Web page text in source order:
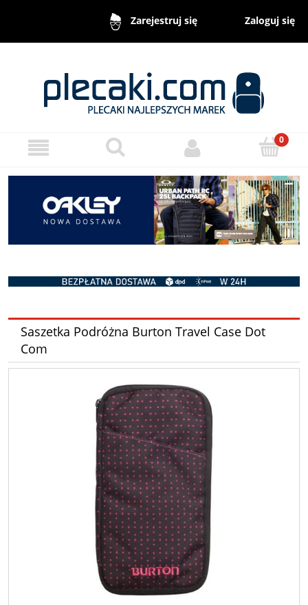
Zarejestruj się Zaloguj się
Saszetka Podróżna Burton Travel Case Dot
Com